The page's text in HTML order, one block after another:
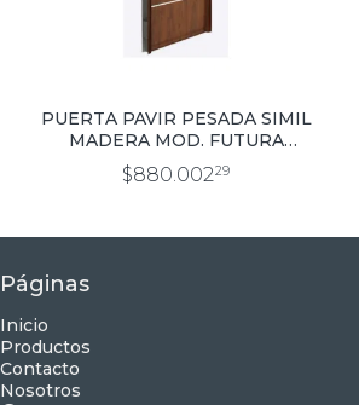
PUERTA PAVIR PESADA SIMIL
MADERA MOD. FUTURA
CAOBA 0.80×2.00
$880.00229
Páginas
Inicio
Productos
Contacto
Nosotros